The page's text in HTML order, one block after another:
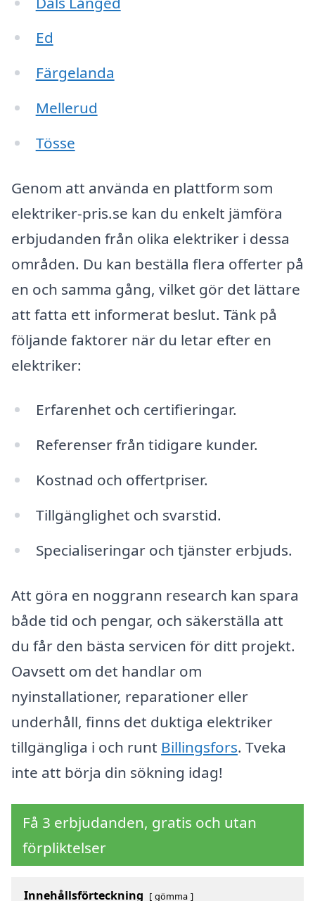
Ed
Färgelanda
Mellerud
Tösse
Genom att använda en plattform som
elektriker-pris.se kan du enkelt jämföra
erbjudanden från olika elektriker i dessa
områden. Du kan beställa flera offerter på
en och samma gång, vilket gör det lättare
att fatta ett informerat beslut. Tänk på
följande faktorer när du letar efter en
elektriker:
Erfarenhet och certifieringar.
Referenser från tidigare kunder.
Kostnad och offertpriser.
Tillgänglighet och svarstid.
Specialiseringar och tjänster erbjuds.
Att göra en noggrann research kan spara
både tid och pengar, och säkerställa att
du får den bästa servicen för ditt projekt.
Oavsett om det handlar om
nyinstallationer, reparationer eller
underhåll, finns det duktiga elektriker
tillgängliga i och runt Billingsfors. Tveka
inte att börja din sökning idag!
Få 3 erbjudanden, gratis och utan
förpliktelser
Innehållsförteckning gömma